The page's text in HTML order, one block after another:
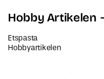
Hobby Artikelen
Etspasta
Hobbyartikelen